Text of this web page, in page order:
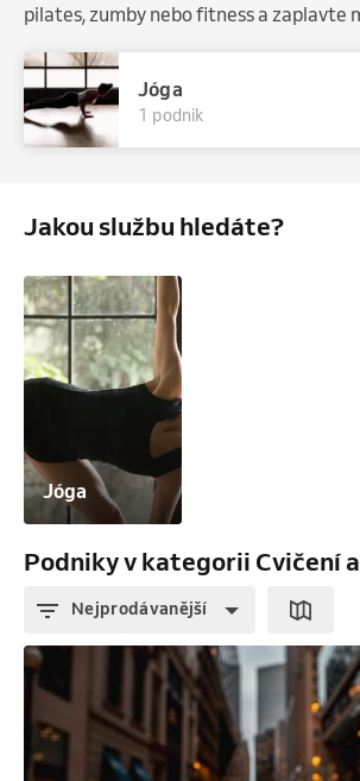
pilates, zumby nebo fitness a zaplavte
Jóga
1 podnik
Jakou službu hledáte?
Jóga
Podniky v kategorii Cvičení
Nejprodávanější